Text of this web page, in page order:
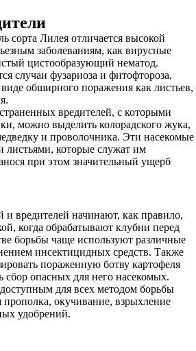
сорта Лилея отличается высокой
заболеваниям, как вирусные
цистообразующий нематод.
случаи фузариоза и фитофтороза,
обширного поражения как листьев,
вредителей, с которыми
можно выделить колорадского жука,
и проволочника. Эти насекомые
листьями, которые служат им
при этом значительный ущерб
и вредителей начинают, как правило,
когда обрабатывают клубни перед
борьбы чаще используют различные
инсектицидных средств. Также
пораженную ботву картофеля
опасных для него насекомых.
для всех методом борьбы
прополка, окучивание, взрыхление
удобрений.